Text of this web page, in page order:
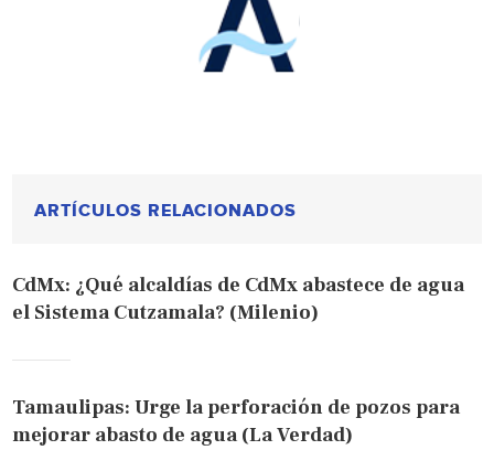
ARTÍCULOS RELACIONADOS
CdMx: ¿Qué alcaldías de CdMx abastece de agua
el Sistema Cutzamala? (Milenio)
Tamaulipas: Urge la perforación de pozos para
mejorar abasto de agua (La Verdad)